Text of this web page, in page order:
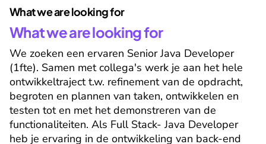
What we are looking for
What we are looking for
We zoeken een ervaren Senior Java Developer
(1fte). Samen met collega's werk je aan het hele
ontwikkeltraject t.w. refinement van de opdracht,
begroten en plannen van taken, ontwikkelen en
testen tot en met het demonstreren van de
functionaliteiten. Als Full Stack- Java Developer
heb je ervaring in de ontwikkeling van back-end